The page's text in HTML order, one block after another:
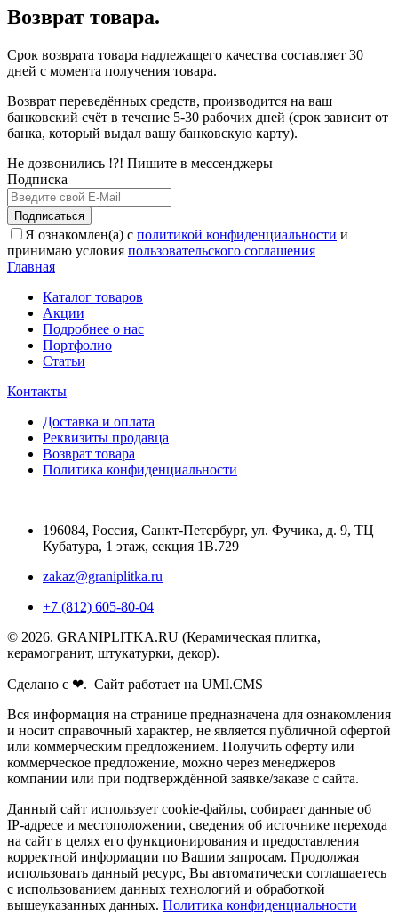
Возврат товара.
Срок возврата товара надлежащего качества составляет 30
дней с момента получения товара.
Возврат переведённых средств, производится на ваш
банковский счёт в течение 5-30 рабочих дней (срок зависит от
банка, который выдал вашу банковскую карту).
Не дозвонились !?! Пишите в мессенджеры
Подписка
Подписаться
Я ознакомлен(а) с политикой конфиденциальности и
принимаю условия пользовательского соглашения
Главная
Каталог товаров
Акции
Подробнее о нас
Портфолио
Статьи
Контакты
Доставка и оплата
Реквизиты продавца
Возврат товара
Политика конфиденциальности
196084, Россия, Санкт-Петербург, ул. Фучика, д. 9, ТЦ
Кубатура, 1 этаж, секция 1В.729
zakaz@graniplitka.ru
+7 (812) 605-80-04
© 2026. GRANIPLITKA.RU (Керамическая плитка,
керамогранит, штукатурки, декор).
Сделано с ❤. Сайт работает на UMI.CMS
Вся информация на странице предназначена для ознакомления
и носит справочный характер, не является публичной офертой
или коммерческим предложением. Получить оферту или
коммерческое предложение, можно через менеджеров
компании или при подтверждённой заявке/заказе с сайта.
Данный сайт использует cookie-файлы, собирает данные об
IP-адресе и местоположении, сведения об источнике перехода
на сайт в целях его функционирования и предоставления
корректной информации по Вашим запросам. Продолжая
использовать данный ресурс, Вы автоматически соглашаетесь
с использованием данных технологий и обработкой
вышеуказанных данных. Политика конфиденциальности